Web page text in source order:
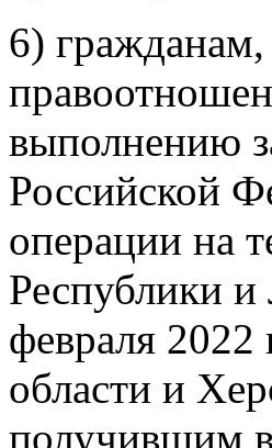
6)
выполнению
Российской
операции на
Республики
февраля 2022
области и
получившим